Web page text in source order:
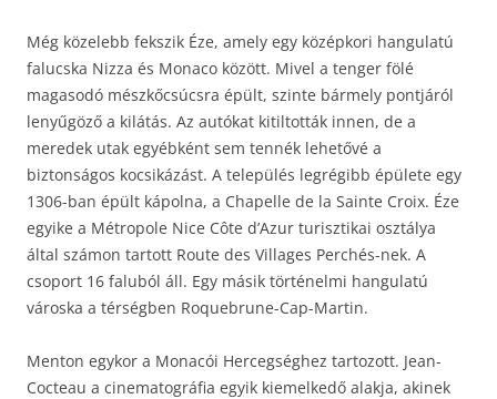
Még közelebb fekszik Éze, amely egy középkori hangulatú
falucska Nizza és Monaco között. Mivel a tenger fölé
magasodó mészkőcsúcsra épült, szinte bármely pontjáról
lenyűgöző a kilátás. Az autókat kitiltották innen, de a
meredek utak egyébként sem tennék lehetővé a
biztonságos kocsikázást. A település legrégibb épülete egy
1306-ban épült kápolna, a Chapelle de la Sainte Croix. Éze
egyike a Métropole Nice Côte d’Azur turisztikai osztálya
által számon tartott Route des Villages Perchés-nek. A
csoport 16 faluból áll. Egy másik történelmi hangulatú
városka a térségben Roquebrune-Cap-Martin.
Menton egykor a Monacói Hercegséghez tartozott. Jean-
Cocteau a cinematográfia egyik kiemelkedő alakja, akinek